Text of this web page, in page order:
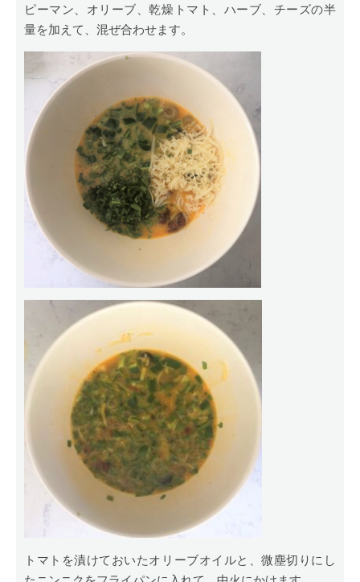
ピーマン、オリーブ、乾燥トマト、ハーブ、チーズの半
量を加えて、混ぜ合わせます。
トマトを漬けておいたオリーブオイルと、微塵切りにし